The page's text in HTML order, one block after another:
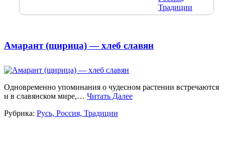
Традиции
Амарант (щирица) — хлеб славян
Одновременно упоминания о чудесном растении встречаются
и в славянском мире,… Читать Далее
Рубрика: Русь, Россия, Традиции